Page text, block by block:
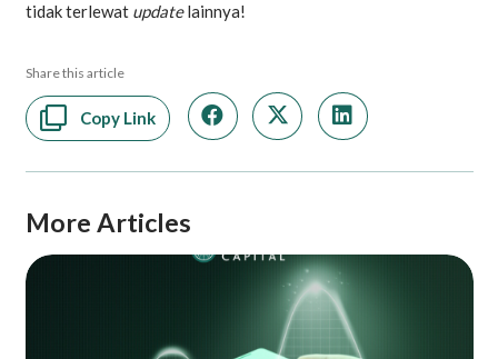
tidak terlewat updatelainnya!
Share this article
Copy Link
More Articles